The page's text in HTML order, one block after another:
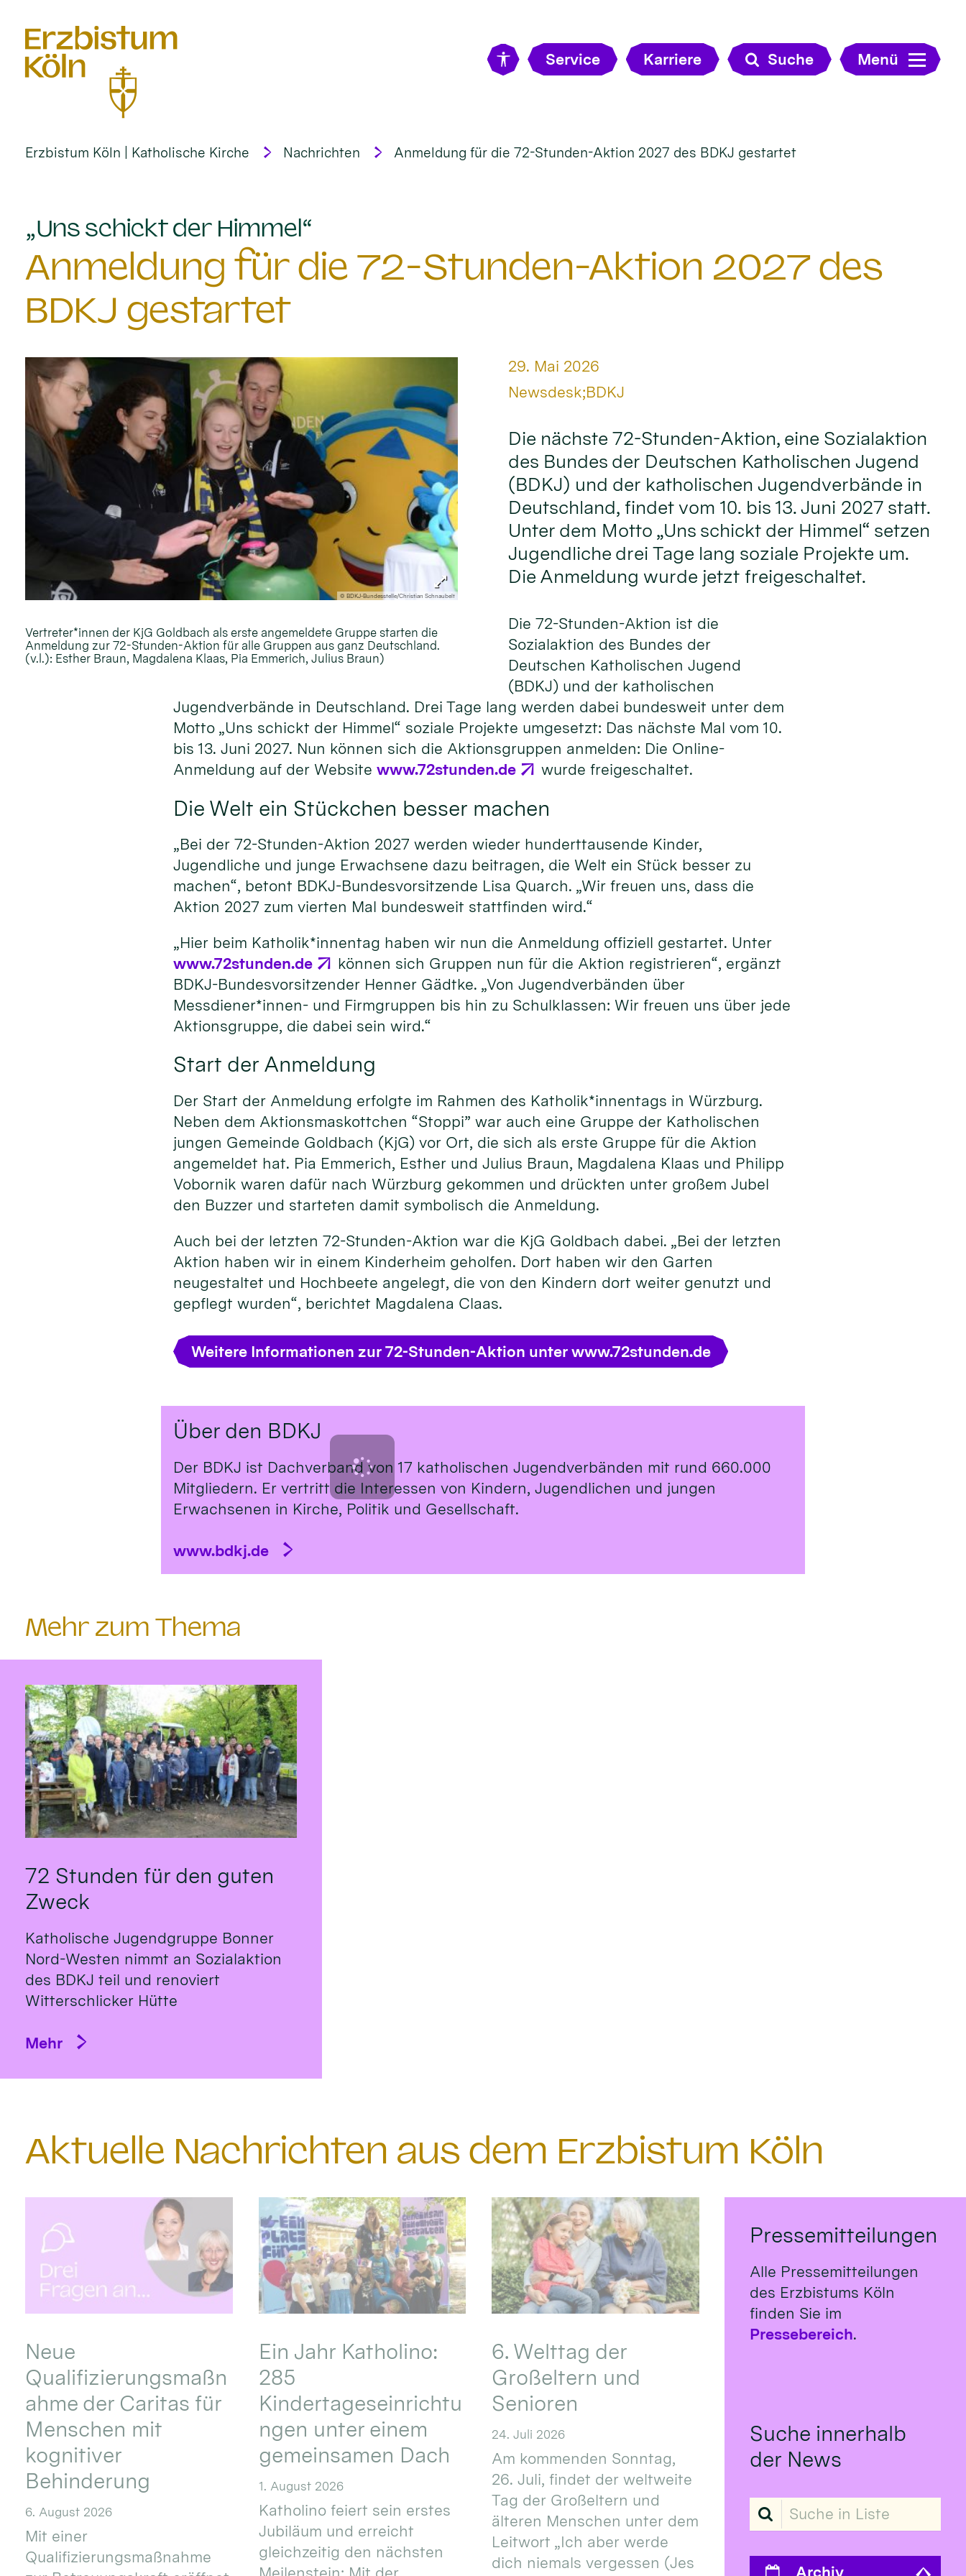
Service Karriere Suche Menü
Erzbistum Köln | Katholische Kirche Nachrichten Anmeldung für die 72-Stunden-Aktion 2027 des BDKJ gestartet
„Uns schickt der Himmel“
Anmeldung für die 72-Stunden-Aktion 2027 des
BDKJ gestartet
© BDKJ-Bundesstelle/Christian Schnaubelt
Vertreter*innen der KjG Goldbach als erste angemeldete Gruppe starten die
Anmeldung zur 72-Stunden-Aktion für alle Gruppen aus ganz Deutschland.
(v.l.): Esther Braun, Magdalena Klaas, Pia Emmerich, Julius Braun)
Datum:
29. Mai 2026
Von:
Newsdesk;BDKJ
Die nächste 72-Stunden-Aktion, eine Sozialaktion
des Bundes der Deutschen Katholischen Jugend
(BDKJ) und der katholischen Jugendverbände in
Deutschland, findet vom 10. bis 13. Juni 2027 statt.
Unter dem Motto „Uns schickt der Himmel“ setzen
Jugendliche drei Tage lang soziale Projekte um.
Die Anmeldung wurde jetzt freigeschaltet.
Die 72-Stunden-Aktion ist die
Sozialaktion des Bundes der
Deutschen Katholischen Jugend
(BDKJ) und der katholischen
Jugendverbände in Deutschland. Drei Tage lang werden dabei bundesweit unter dem
Motto „Uns schickt der Himmel“ soziale Projekte umgesetzt: Das nächste Mal vom 10.
bis 13. Juni 2027. Nun können sich die Aktionsgruppen anmelden: Die Online-
Anmeldung auf der Websitewww.72stunden.de wurde freigeschaltet.
Die Welt ein Stückchen besser machen
„Bei der 72-Stunden-Aktion 2027 werden wieder hunderttausende Kinder,
Jugendliche und junge Erwachsene dazu beitragen, die Welt ein Stück besser zu
machen“, betont BDKJ-Bundesvorsitzende Lisa Quarch. „Wir freuen uns, dass die
Aktion 2027 zum vierten Mal bundesweit stattfinden wird.“
„Hier beim Katholik*innentag haben wir nun die Anmeldung offiziell gestartet. Unter
www.72stunden.de
können sich Gruppen nun für die Aktion registrieren“, ergänzt
BDKJ-Bundesvorsitzender Henner Gädtke. „Von Jugendverbänden über
Messdiener*innen- und Firmgruppen bis hin zu Schulklassen: Wir freuen uns über jede
Aktionsgruppe, die dabei sein wird.“
Start der Anmeldung
Der Start der Anmeldung erfolgte im Rahmen des Katholik*innentags in Würzburg.
Neben dem Aktionsmaskottchen “Stoppi” war auch eine Gruppe der Katholischen
jungen Gemeinde Goldbach (KjG) vor Ort, die sich als erste Gruppe für die Aktion
angemeldet hat. Pia Emmerich, Esther und Julius Braun, Magdalena Klaas und Philipp
Vobornik waren dafür nach Würzburg gekommen und drückten unter großem Jubel
den Buzzer und starteten damit symbolisch die Anmeldung.
Auch bei der letzten 72-Stunden-Aktion war die KjG Goldbach dabei. „Bei der letzten
Aktion haben wir in einem Kinderheim geholfen. Dort haben wir den Garten
neugestaltet und Hochbeete angelegt, die von den Kindern dort weiter genutzt und
gepflegt wurden“, berichtet Magdalena Claas.
Weitere Informationen zur 72-Stunden-Aktion unter www.72stunden.de
Über den BDKJ
Der BDKJ ist Dachverband von 17 katholischen Jugendverbänden mit rund 660.000
Mitgliedern. Er vertritt die Interessen von Kindern, Jugendlichen und jungen
Erwachsenen in Kirche, Politik und Gesellschaft.
www.bdkj.de
Mehr zum Thema
72 Stunden für den guten
Zweck
Katholische Jugendgruppe Bonner
Nord-Westen nimmt an Sozialaktion
des BDKJ teil und renoviert
Witterschlicker Hütte
Mehr
Aktuelle Nachrichten aus dem Erzbistum Köln
Neue
Qualifizierungsmaßn
ahme der Caritas für
Menschen mit
kognitiver
Behinderung
6. August 2026
Mit einer
Qualifizierungsmaßnahme
Ein Jahr Katholino:
285
Kindertageseinrichtu
ngen unter einem
gemeinsamen Dach
1. August 2026
Katholino feiert sein erstes
Jubiläum und erreicht
gleichzeitig den nächsten
Meilenstein: Mit der
6. Welttag der
Großeltern und
Senioren
24. Juli 2026
Am kommenden Sonntag,
26. Juli, findet der weltweite
Tag der Großeltern und
älteren Menschen unter dem
Leitwort „Ich aber werde
dich niemals vergessen (Jes
Pressemitteilungen
Alle Pressemitteilungen
des Erzbistums Köln
finden Sie im
Pressebereich.
Suche innerhalb
der News
Suche in Liste
Archiv